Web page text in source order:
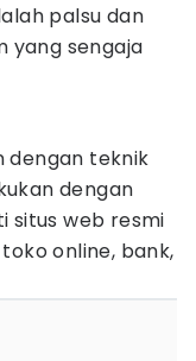
palsu dan
yang sengaja
dengan teknik
dengan
situs web resmi
online, bank,